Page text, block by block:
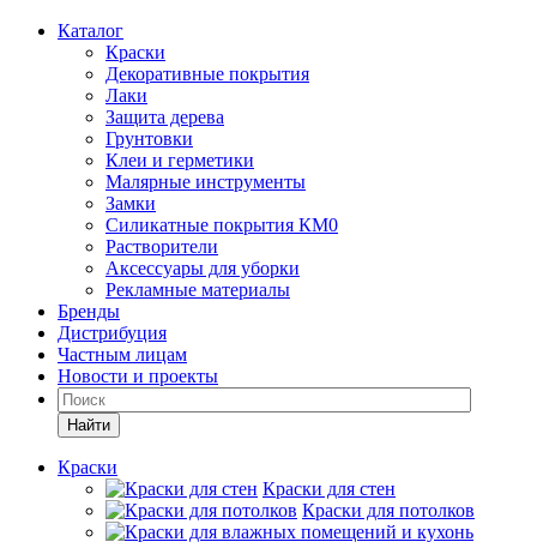
Каталог
Краски
Декоративные покрытия
Лаки
Защита дерева
Грунтовки
Клеи и герметики
Малярные инструменты
Замки
Силикатные покрытия КМ0
Растворители
Аксессуары для уборки
Рекламные материалы
Бренды
Дистрибуция
Частным лицам
Новости и проекты
Найти
Краски
Краски для стен
Краски для потолков